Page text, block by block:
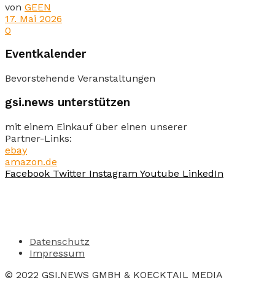
von GEEN
17. Mai 2026
0
Eventkalender
Bevorstehende Veranstaltungen
gsi.news unterstützen
mit einem Einkauf über einen unserer
Partner-Links:
ebay
amazon.de
Facebook Twitter Instagram Youtube LinkedIn
Datenschutz
Impressum
© 2022 GSI.NEWS GMBH & KOECKTAIL MEDIA